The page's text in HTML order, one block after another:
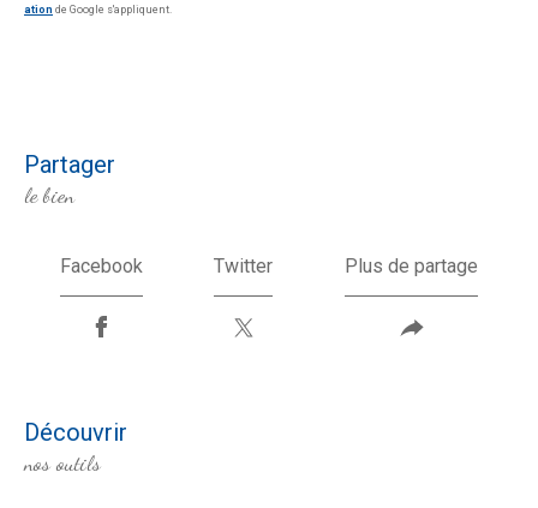
ation de Google s'appliquent.
partager
le bien
Facebook Twitter Plus de partage
découvrir
nos outils